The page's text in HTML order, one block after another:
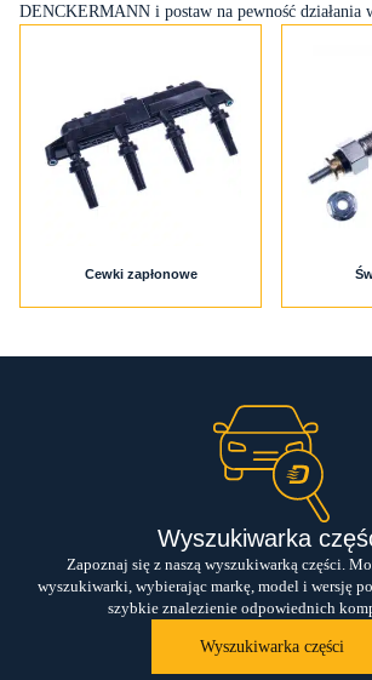
Strefa dystrybutora
DENCKERMANN i postaw na pewność działania
Cewki zapłonowe
Wyszukiwarka
Zapoznaj się z naszą wyszukiwarką części.
wyszukiwarki, wybierając markę, model i wersję
szybkie znalezienie odpowiednich
Wyszukiwarka części